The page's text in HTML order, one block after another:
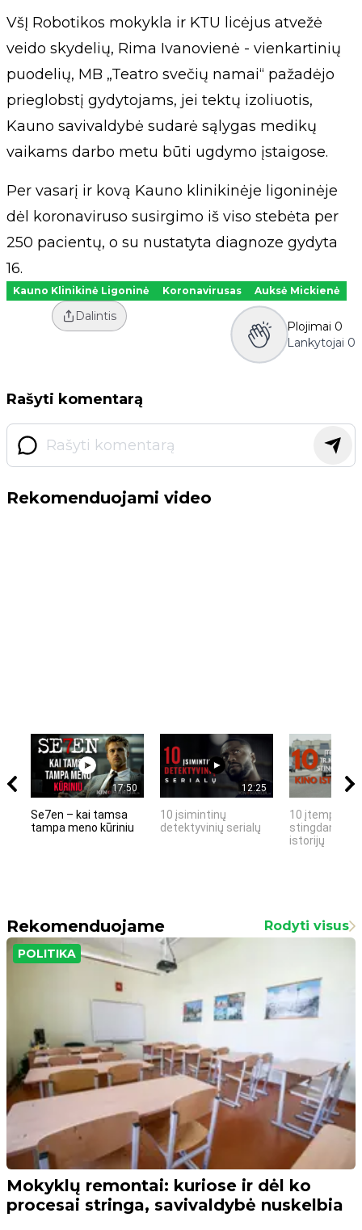
VšĮ Robotikos mokykla ir KTU licėjus atvežė
veido skydelių, Rima Ivanovienė - vienkartinių
puodelių, MB „Teatro svečių namai“ pažadėjo
prieglobstį gydytojams, jei tektų izoliuotis,
Kauno savivaldybė sudarė sąlygas medikų
vaikams darbo metu būti ugdymo įstaigose.
Per vasarį ir kovą Kauno klinikinėje ligoninėje
dėl koronaviruso susirgimo iš viso stebėta per
250 pacientų, o su nustatyta diagnoze gydyta
16.
Kauno Klinikinė Ligoninė Koronavirusas Auksė Mickienė
Dalintis
Plojimai 0
Lankytojai 0
Rašyti komentarą
Rekomenduojami video
17:50
Se7en – kai tamsa
tampa meno kūriniu
12:25
10 įsimintinų
detektyvinių serialų
10 įtemptų,
stingdančių
istorijų
Rekomenduojame Rodyti visus
POLITIKA
Mokyklų remontai: kuriose ir dėl ko
procesai stringa, savivaldybė nuskelbia